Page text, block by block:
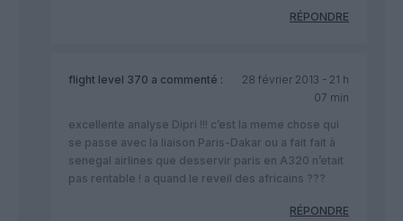
RÉPONDRE
flight level 370 a commenté :
28 février 2013 - 21 h
07 min
excellente analyse Dipri !!! c’est la meme chose qui
se passe avec la liaison Paris-Dakar ou a fait fait à
senegal airlines que desservir paris en A320 n’etait
pas rentable ! a quand le reveil des africains ???
RÉPONDRE